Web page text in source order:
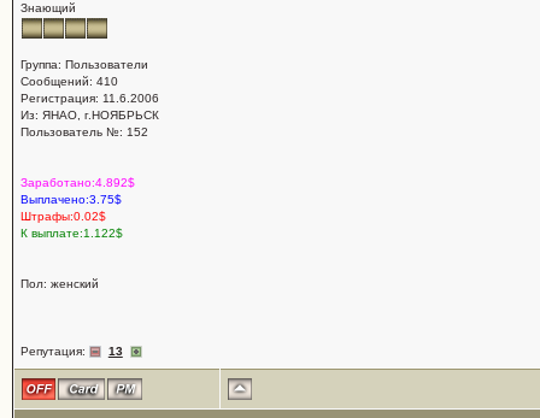
Знающий
Группа: Пользователи
Сообщений: 410
Регистрация: 11.6.2006
Из: ЯНАО, г.НОЯБРЬСК
Пользователь №: 152
Заработано:4.892$
Выплачено:3.75$
Штрафы:0.02$
К выплате:1.122$
Пол: женский
Репутация: 13